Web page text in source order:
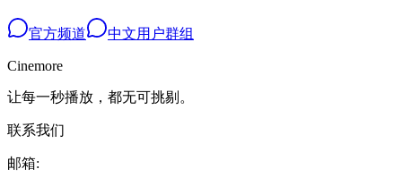
官方频道 中文用户群组
Cinemore
让每一秒播放，都无可挑剔。
联系我们
邮箱: